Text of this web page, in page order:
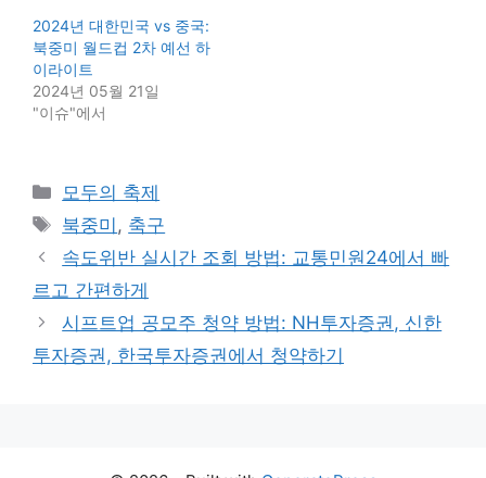
2024년 대한민국 vs 중국:
북중미 월드컵 2차 예선 하
이라이트
2024년 05월 21일
"이슈"에서
Categories
모두의 축제
Tags
북중미 , 축구
속도위반 실시간 조회 방법: 교통민원24에서 빠
르고 간편하게
시프트업 공모주 청약 방법: NH투자증권, 신한
투자증권, 한국투자증권에서 청약하기